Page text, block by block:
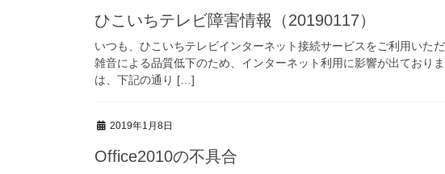
ひこいちテレビ障害情報（20190117）
いつも、ひこいちテレビインターネット接続サービスをご利用いた
雑音による品質低下のため、インターネット利用に影響が出ており
は、下記の通り […]
2019年1月8日
Office2010の不具合